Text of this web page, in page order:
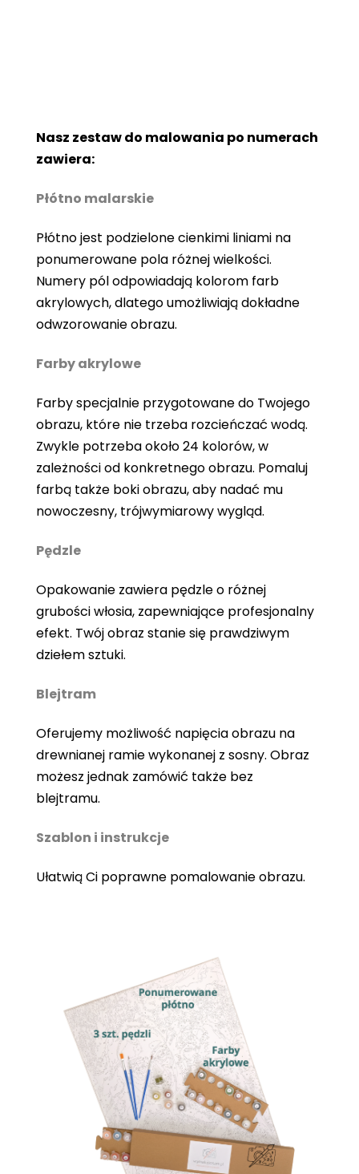
Nasz zestaw do malowania po numerach
zawiera:
Płótno malarskie
Płótno jest podzielone cienkimi liniami na
ponumerowane pola różnej wielkości.
Numery pól odpowiadają kolorom farb
akrylowych, dlatego umożliwiają dokładne
odwzorowanie obrazu.
Farby akrylowe
Farby specjalnie przygotowane do Twojego
obrazu, które nie trzeba rozcieńczać wodą.
Zwykle potrzeba około 24 kolorów, w
zależności od konkretnego obrazu. Pomaluj
farbą także boki obrazu, aby nadać mu
nowoczesny, trójwymiarowy wygląd.
Pędzle
Opakowanie zawiera pędzle o różnej
grubości włosia, zapewniające profesjonalny
efekt. Twój obraz stanie się prawdziwym
dziełem sztuki.
Blejtram
Oferujemy możliwość napięcia obrazu na
drewnianej ramie wykonanej z sosny. Obraz
możesz jednak zamówić także bez
blejtramu.
Szablon i instrukcje
Ułatwią Ci poprawne pomalowanie obrazu.